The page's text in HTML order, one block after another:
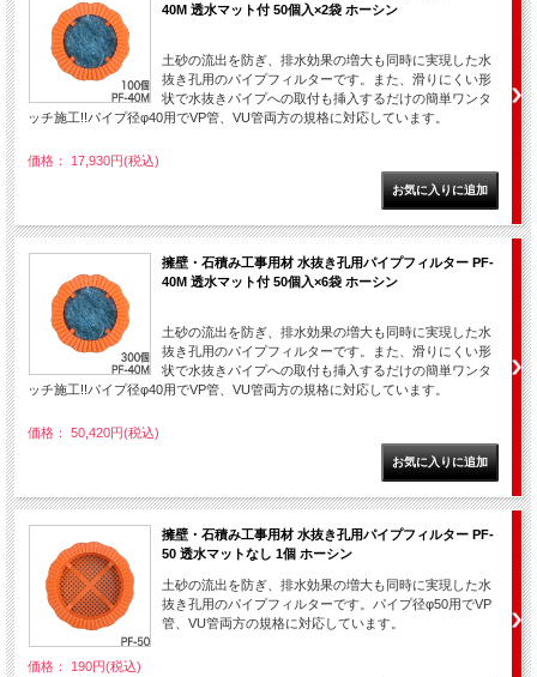
40M 透水マット付 50個入×2袋 ホーシン
土砂の流出を防ぎ、排水効果の増大も同時に実現した水
抜き孔用のパイプフィルターです。また、滑りにくい形
状で水抜きパイプへの取付も挿入するだけの簡単ワンタ
ッチ施工!!パイプ径φ40用でVP管、VU管両方の規格に対応しています。
価格： 17,930円(税込)
擁壁・石積み工事用材 水抜き孔用パイプフィルター PF-
40M 透水マット付 50個入×6袋 ホーシン
土砂の流出を防ぎ、排水効果の増大も同時に実現した水
抜き孔用のパイプフィルターです。また、滑りにくい形
状で水抜きパイプへの取付も挿入するだけの簡単ワンタ
ッチ施工!!パイプ径φ40用でVP管、VU管両方の規格に対応しています。
価格： 50,420円(税込)
擁壁・石積み工事用材 水抜き孔用パイプフィルター PF-
50 透水マットなし 1個 ホーシン
土砂の流出を防ぎ、排水効果の増大も同時に実現した水
抜き孔用のパイプフィルターです。パイプ径φ50用でVP
管、VU管両方の規格に対応しています。
価格： 190円(税込)